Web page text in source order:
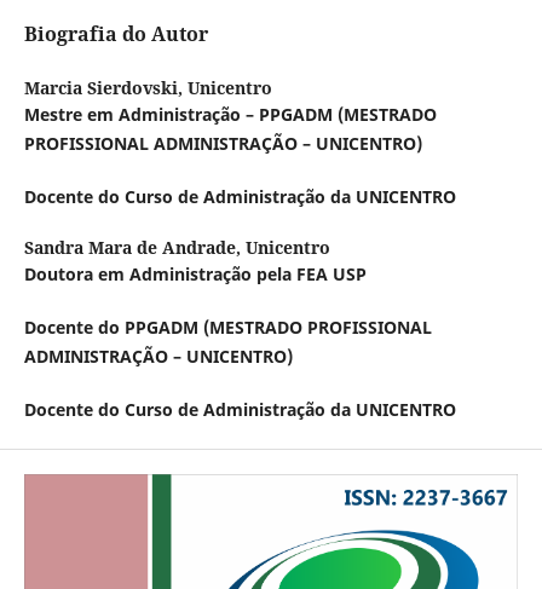
Biografia do Autor
Marcia Sierdovski, Unicentro
Mestre em Administração – PPGADM (MESTRADO
PROFISSIONAL ADMINISTRAÇÃO – UNICENTRO)
Docente do Curso de Administração da UNICENTRO
Sandra Mara de Andrade, Unicentro
Doutora em Administração pela FEA USP
Docente do PPGADM (MESTRADO PROFISSIONAL
ADMINISTRAÇÃO – UNICENTRO)
Docente do Curso de Administração da UNICENTRO